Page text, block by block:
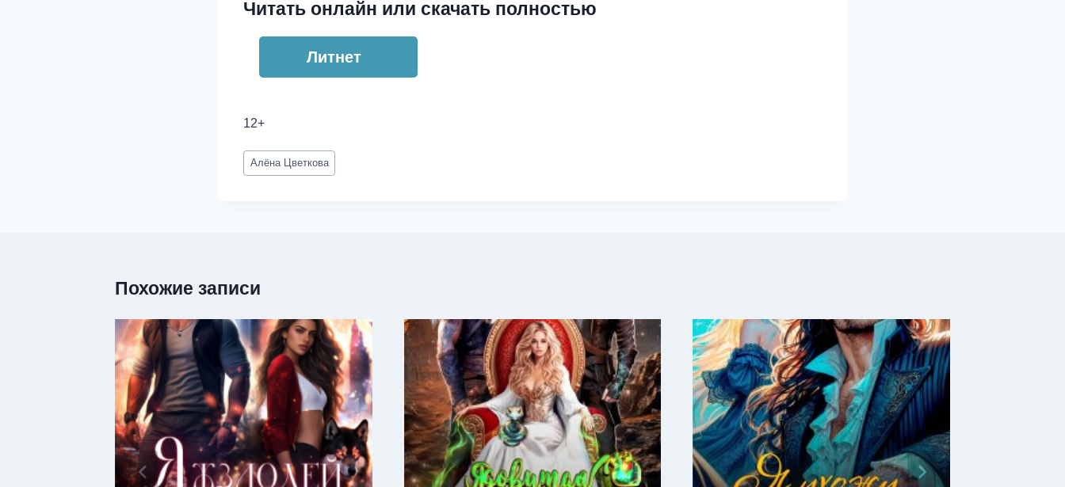
Читать онлайн или скачать полностью
Литнет
12+
Метки
записи:
Алёна Цветкова
Похожие записи